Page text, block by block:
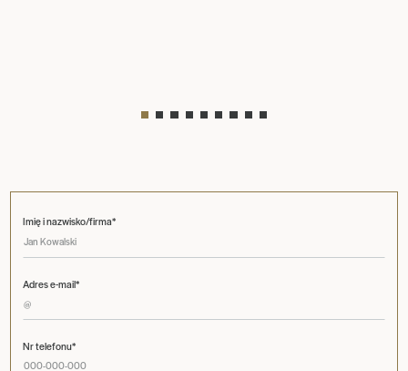
Imię i nazwisko/firma*
Adres e-mail*
Nr telefonu*